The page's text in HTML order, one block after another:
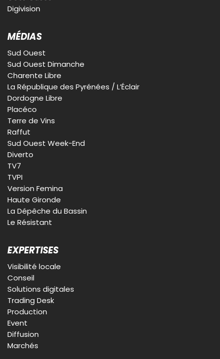
Digivision
MÉDIAS
Sud Ouest
Sud Ouest Dimanche
Charente Libre
La République des Pyrénées / L’Éclair
Dordogne Libre
Placéco
Terre de Vins
Raffut
Sud Ouest Week-End
Diverto
TV7
TVPI
Version Femina
Haute Gironde
La Dépêche du Bassin
Le Résistant
EXPERTISES
Visibilité locale
Conseil
Solutions digitales
Trading Desk
Production
Event
Diffusion
Marchés